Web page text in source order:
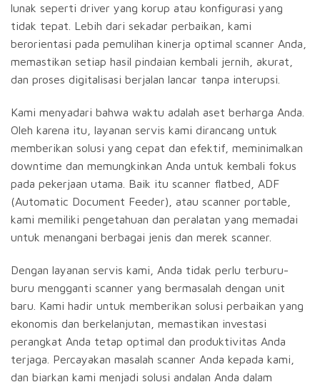
lunak seperti driver yang korup atau konfigurasi yang
tidak tepat. Lebih dari sekadar perbaikan, kami
berorientasi pada pemulihan kinerja optimal scanner Anda,
memastikan setiap hasil pindaian kembali jernih, akurat,
dan proses digitalisasi berjalan lancar tanpa interupsi.
Kami menyadari bahwa waktu adalah aset berharga Anda.
Oleh karena itu, layanan servis kami dirancang untuk
memberikan solusi yang cepat dan efektif, meminimalkan
downtime dan memungkinkan Anda untuk kembali fokus
pada pekerjaan utama. Baik itu scanner flatbed, ADF
(Automatic Document Feeder), atau scanner portable,
kami memiliki pengetahuan dan peralatan yang memadai
untuk menangani berbagai jenis dan merek scanner.
Dengan layanan servis kami, Anda tidak perlu terburu-
buru mengganti scanner yang bermasalah dengan unit
baru. Kami hadir untuk memberikan solusi perbaikan yang
ekonomis dan berkelanjutan, memastikan investasi
perangkat Anda tetap optimal dan produktivitas Anda
terjaga. Percayakan masalah scanner Anda kepada kami,
dan biarkan kami menjadi solusi andalan Anda dalam